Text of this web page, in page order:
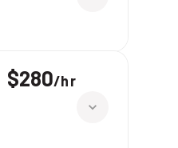
$280/hr